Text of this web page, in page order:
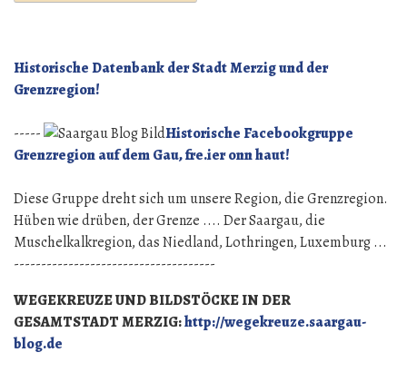
Historische Datenbank der Stadt Merzig und der
Grenzregion!
-----
Historische Facebookgruppe
Grenzregion auf dem Gau, fre.ier onn haut!
Diese Gruppe dreht sich um unsere Region, die Grenzregion.
Hüben wie drüben, der Grenze .... Der Saargau, die
Muschelkalkregion, das Niedland, Lothringen, Luxemburg ...
-------------------------------------
WEGEKREUZE UND BILDSTÖCKE IN DER
GESAMTSTADT MERZIG:http://wegekreuze.saargau-
blog.de